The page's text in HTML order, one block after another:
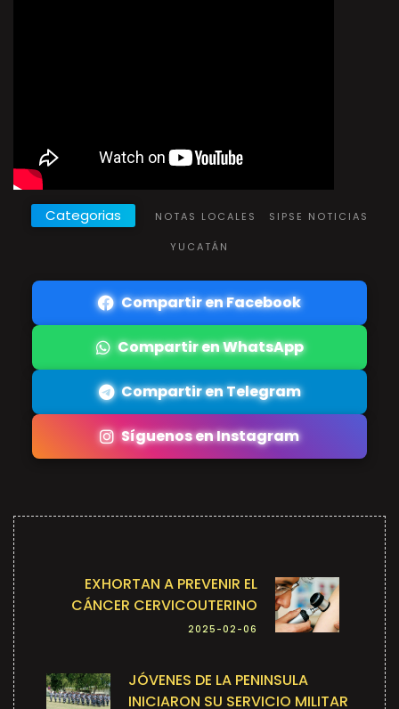
Categorias NOTAS LOCALES SIPSE NOTICIAS
YUCATÁN
Compartir en Facebook
Compartir en WhatsApp
Compartir en Telegram
Síguenos en Instagram
EXHORTAN A PREVENIR EL
CÁNCER CERVICOUTERINO
2025-02-06
JÓVENES DE LA PENINSULA
INICIARON SU SERVICIO MILITAR